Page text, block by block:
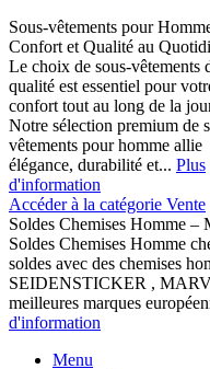
Sous-vêtements pour
Confort et Qualité au
Le choix de sous-vêtements
qualité est essentiel pour
confort tout au long de la
Notre sélection premium de
vêtements pour homme allie
élégance, durabilité et... Plus
d'information
Accéder à la catégorie Vente
Soldes Chemises Homme –
Soldes Chemises Homme
soldes avec des chemises
SEIDENSTICKER ,
meilleures marques
d'information
Menu